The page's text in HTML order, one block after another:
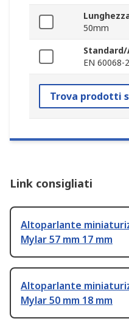
50mm
EN 60068-
Trova prodotti
Link consigliati
Altoparlante
Mylar 57 mm 17 mm
Altoparlante
Mylar 50 mm 18 mm